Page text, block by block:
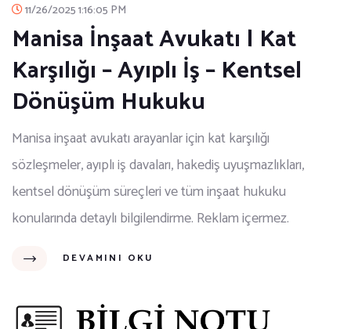
11/26/2025 1:16:05 PM
Manisa İnşaat Avukatı | Kat
Karşılığı – Ayıplı İş – Kentsel
Dönüşüm Hukuku
Manisa inşaat avukatı arayanlar için kat karşılığı
sözleşmeler, ayıplı iş davaları, hakediş uyuşmazlıkları,
kentsel dönüşüm süreçleri ve tüm inşaat hukuku
konularında detaylı bilgilendirme. Reklam içermez.
DEVAMINI OKU